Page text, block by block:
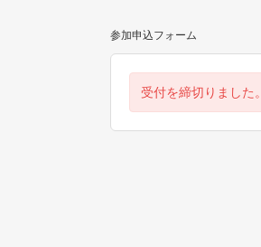
参加申込フォーム
受付を締切りました。